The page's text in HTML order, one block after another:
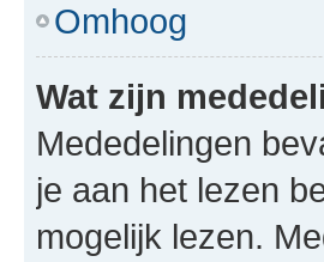
Omhoog
Wat zijn
Mededelingen
je aan het lezen
mogelijk lezen.